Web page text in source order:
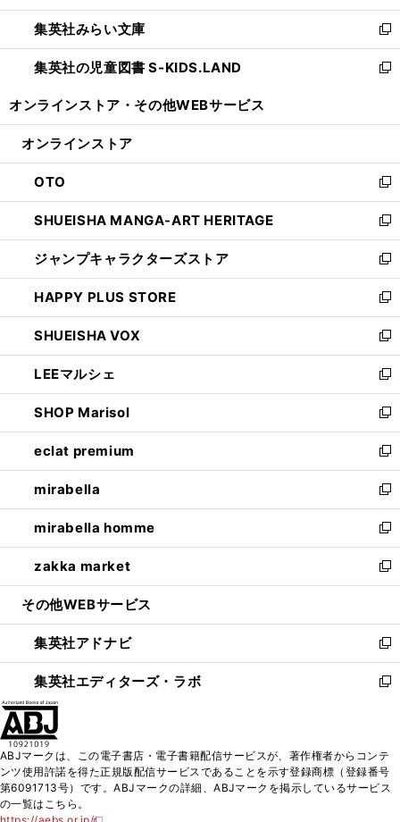
開
く
ウ
で
開
く
ン
ド
ウ
で
ウ
ィ
ン
ド
開
集英社みらい文庫
新
し
い
ン
ウ
で
開
く
集英社の児童図書 S-KIDS.LAND
新
ウ
ン
ド
ウ
で
開
く
オンラインストア・ その他WEBサービス
オンラインストア
OTO
新
し
い
ウ
ィ
ン
ド
ウ
で
開
く
SHUEISHA MANGA-ART HERITAGE
新
し
い
ウ
ィ
ン
ド
ウ
で
開
く
ジャンプキャラクターズストア
新
し
い
ウ
ィ
ン
ド
ウ
で
開
く
HAPPY PLUS STORE
新
し
い
ウ
ィ
ン
ド
ウ
で
開
く
SHUEISHA VOX
新
し
い
ウ
ィ
ン
ド
ウ
で
開
く
LEEマルシェ
新
し
い
ウ
ィ
ン
ド
ウ
で
開
く
SHOP Marisol
新
し
い
ウ
ィ
ン
ド
ウ
で
開
eclat premium
新
し
い
ウ
ィ
ン
ド
ウ
開
く
mirabella
新
し
い
ウ
ィ
ン
ウ
で
開
く
mirabella homme
新
し
い
ウ
ン
ド
ウ
で
zakka market
新
し
ウ
ィ
ン
ド
く
その他WEBサービス
集英社アドナビ
新
し
い
ド
ウ
で
集英社エディターズ・ラボ
新
ィ
ン
ド
ABJマークは、この電子書店・電子書籍配信サービスが、著作権者からコンテ
ンツ使用許諾を得た正規版配信サービスであることを示す登録商標（登録番号
第6091713号）です。ABJマークの詳細、ABJマークを掲示しているサービス
の一覧はこちら。